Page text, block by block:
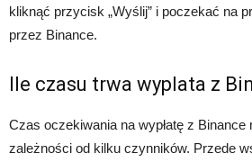
kliknąć przycisk „Wyślij” i poczekać na
przez Binance.
Ile czasu trwa wyplata z
Czas oczekiwania na wypłatę z
zależności od kilku czynników. Przede